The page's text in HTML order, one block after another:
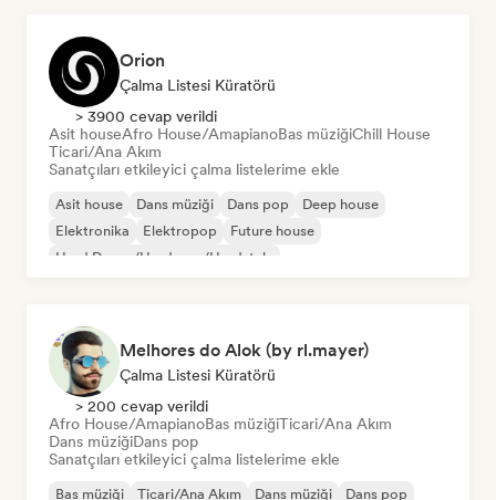
Orion
Çalma Listesi Küratörü
> 3900 cevap verildi
Asit houseAfro House/AmapianoBas müziğiChill House
Ticari/Ana Akım
Sanatçıları etkileyici çalma listelerime ekle
Asit house Dans müziği Dans pop
Deep house
Elektronika
Elektropop
Future house
Hard Dance/Hardcore/Hardstyle
Melhores do Alok (by rl.mayer)
Çalma Listesi Küratörü
> 200 cevap verildi
Afro House/AmapianoBas müziğiTicari/Ana Akım
Dans müziğiDans pop
Sanatçıları etkileyici çalma listelerime ekle
Bas müziği Ticari/Ana Akım Dans müziği Dans pop